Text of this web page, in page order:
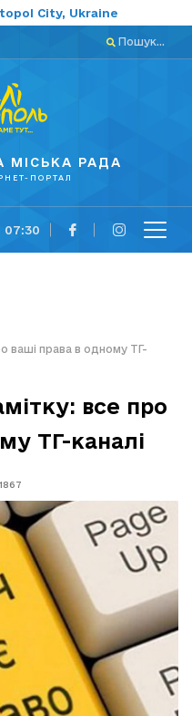
City, Ukraine
Пошук...
МІСЬКА РАДА
ПОРТАЛ
07:30
ваші права в одному ТГ-
все про
ТГ-каналі
1867